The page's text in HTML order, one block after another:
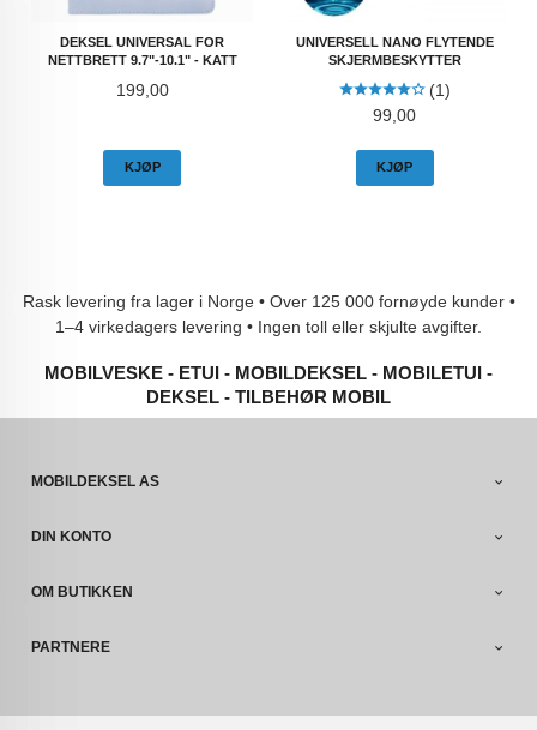
DEKSEL UNIVERSAL FOR
NETTBRETT 9.7"-10.1" - KATT
Pris
199,00
KJØP
UNIVERSELL NANO FLYTENDE
SKJERMBESKYTTER
(1)
Pris
99,00
KJØP
Rask levering fra lager i Norge • Over 125 000 fornøyde kunder •
1–4 virkedagers levering • Ingen toll eller skjulte avgifter.
MOBILVESKE - ETUI - MOBILDEKSEL - MOBILETUI -
DEKSEL - TILBEHØR MOBIL
MOBILDEKSEL AS
DIN KONTO
OM BUTIKKEN
PARTNERE